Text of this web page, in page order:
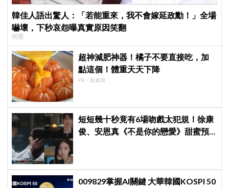
韓佳人語出驚人：「若能重來，我不會嫁延政勳！」全場
嚇壞，下秒哀怨曝真實原因笑翻
明星
超神減肥神器！橘子不要直接吃，加
點這個！體重天天下降
PR・新素簡
短短幾十秒竟有6場吻戲太犯規！徐康
俊、安恩真《不是你的戀愛》甜蜜預
009829掌握AI關鍵 大華韓國KOSPI 50